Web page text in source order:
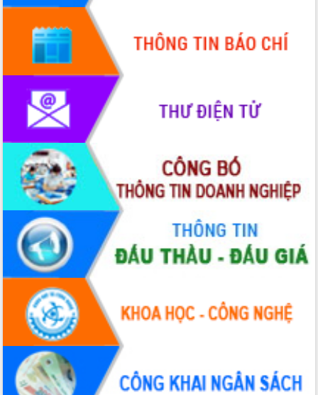
Hòn Yến phát triển du lịch gắn với bảo
Lấy ý kiến điều chỉnh Quy hoạch tỉnh
Đắk Lắk thời kỳ 2021-2030, tầm nhìn
đến năm 2050
Phát động chiến dịch 30 ngày đêm
giải phóng mặt bằng Tuyến đường bộ
ven biển
Đắk Lắk nỗ lực thúc đẩy tăng trưởng
kinh tế từ 10% trở lên trong Quý
II/2026
Đắk Lắk ký kết thỏa thuận hợp tác về
chuyển đổi số giai đoạn 2026 – 2030
với Tập đoàn Bưu chính Viễn thông
Việt Nam
Thứ trưởng Bộ Y tế làm việc với tỉnh
Đắk Lắk về phát triển nhân lực y tế
cho trạm y tế cấp xã
Du lịch Đắk Lắk nâng tầm trải nghiệm
du khách thông qua Hệ thống cơ sở dữ
liệu và Bản đồ số
Tập huấn ứng dụng trí tuệ nhân tạo (AI)
trong thương mại điện tử năm 2026
Đoàn đại biểu Quốc hội tỉnh Đắk Lắk
trao đổi thông tin trước Kỳ họp thứ
nhất, Quốc hội khóa XVI